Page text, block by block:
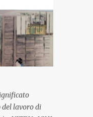
del lavoro di